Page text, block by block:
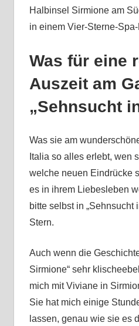
Halbinsel Sirmione am
in einem Vier-Sterne-
Was für eine
Auszeit am
„Sehnsucht
Was sie am
Italia so alles erlebt, wen
welche neuen Eindrücke
es in ihrem Liebesleben
bitte selbst in „Sehnsucht
Stern.
Auch wenn die
Sirmione“ sehr
mich mit Viviane in
Sie hat mich einige
lassen, genau wie sie es